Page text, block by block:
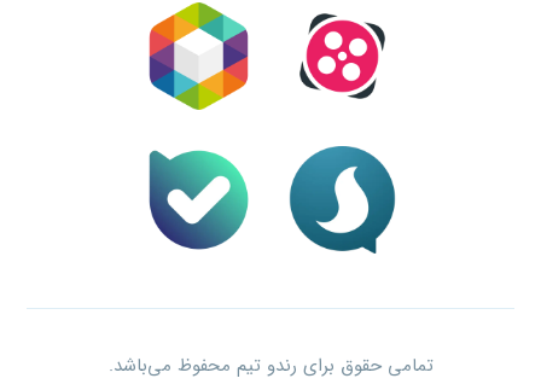
تمامی حقوق برای رندو تیم محفوظ می‌باشد.